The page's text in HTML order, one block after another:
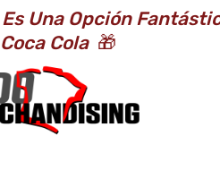
Una Opción
Cola 🎁